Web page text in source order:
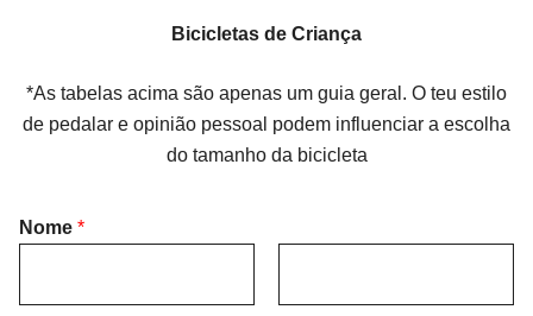
Bicicletas de Criança
*As tabelas acima são apenas um guia geral. O teu estilo
de pedalar e opinião pessoal podem influenciar a escolha
do tamanho da bicicleta
Nome *